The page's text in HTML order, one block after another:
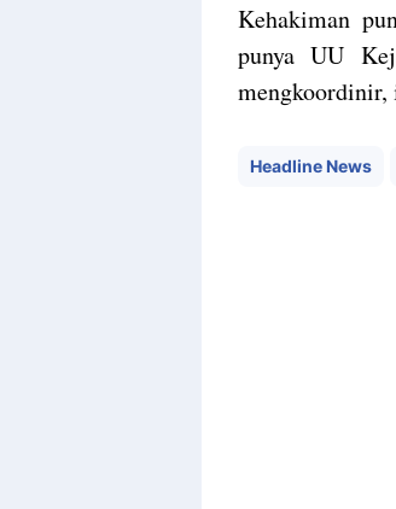
Kehakiman
punya UU
mengkoordinir,
Headline News